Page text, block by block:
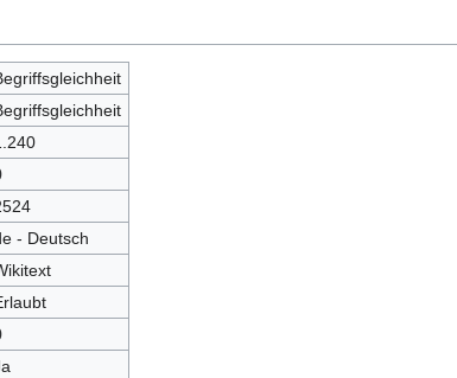
- Deutsch